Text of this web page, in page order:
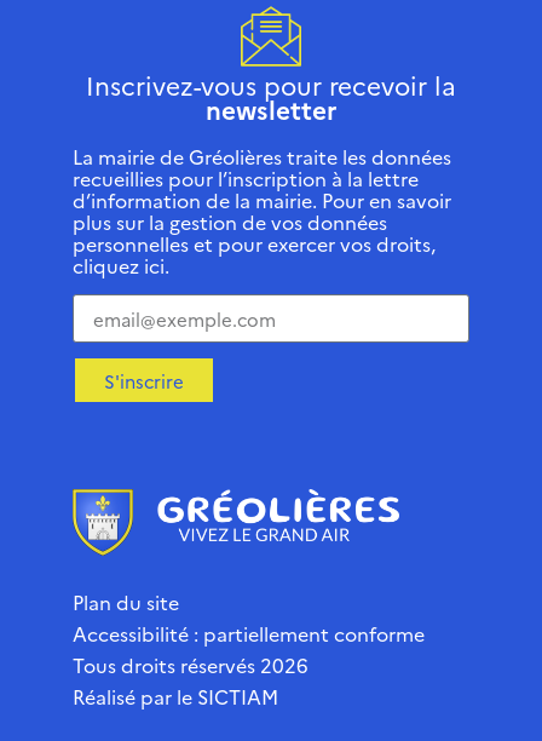
Inscrivez-vous pour recevoir la
newsletter
La mairie de Gréolières traite les données
recueillies pour l’inscription à la lettre
d’information de la mairie. Pour en savoir
plus sur la gestion de vos données
personnelles et pour exercer vos droits,
cliquez ici.
S'inscrire
Plan du site
Accessibilité : partiellement conforme
Tous droits réservés 2026
Réalisé par le SICTIAM